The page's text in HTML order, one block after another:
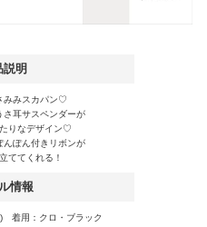
説明
みみスカパン♡
さ耳サスペンダーが
りなデザイン♡
んぽん付きリボンが
ててくれる！
情報
着用：クロ・ブラック